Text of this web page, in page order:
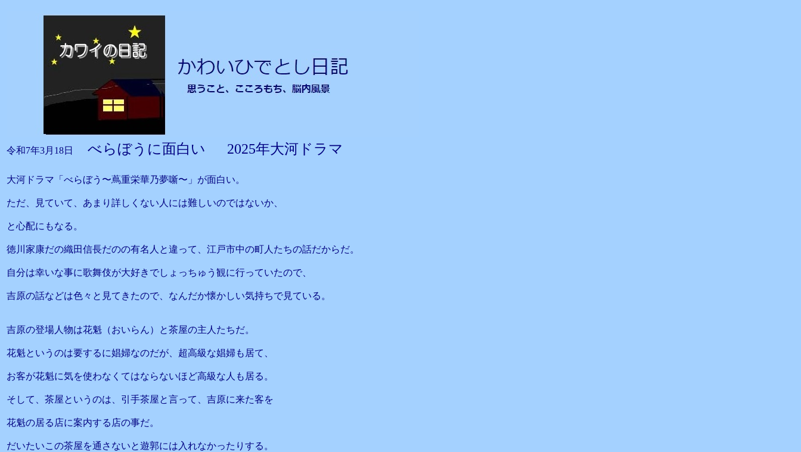
令和7年3月18日 べらぼうに面白い 2025年大河ドラマ
大河ドラマ「べらぼう〜蔦重栄華乃夢噺〜」が面白い。
ただ、見ていて、あまり詳しくない人には難しいのではないか、
と心配にもなる。
徳川家康だの織田信長だのの有名人と違って、江戸市中の町人たちの話だからだ。
自分は幸いな事に歌舞伎が大好きでしょっちゅう観に行っていたので、
吉原の話などは色々と見てきたので、なんだか懐かしい気持ちで見ている。
吉原の登場人物は花魁（おいらん）と茶屋の主人たちだ。
花魁というのは要するに娼婦なのだが、超高級な娼婦も居て、
お客が花魁に気を使わなくてはならないほど高級な人も居る。
そして、茶屋というのは、引手茶屋と言って、吉原に来た客を
花魁の居る店に案内する店の事だ。
だいたいこの茶屋を通さないと遊郭には入れなかったりする。